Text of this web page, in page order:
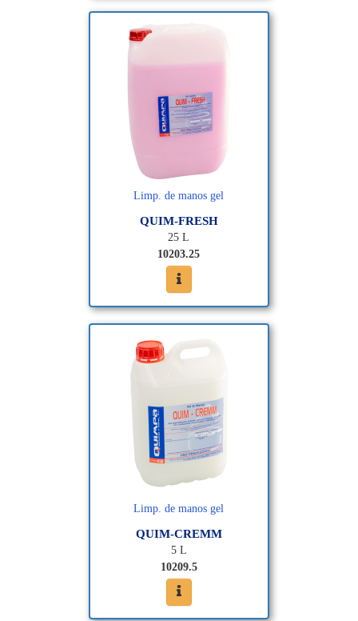
Limp. de manos gel
QUIM-FRESH
25 L
10203.25
Limp. de manos gel
QUIM-CREMM
5 L
10209.5